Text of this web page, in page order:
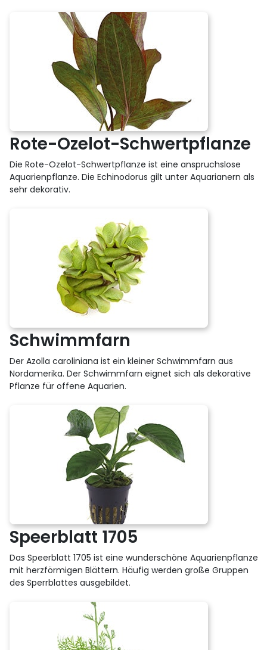
Rote-Ozelot-Schwertpflanze
Die Rote-Ozelot-Schwertpflanze ist eine anspruchslose
Aquarienpflanze. Die Echinodorus gilt unter Aquarianern als
sehr dekorativ.
Schwimmfarn
Der Azolla caroliniana ist ein kleiner Schwimmfarn aus
Nordamerika. Der Schwimmfarn eignet sich als dekorative
Pflanze für offene Aquarien.
Speerblatt 1705
Das Speerblatt 1705 ist eine wunderschöne Aquarienpflanze
mit herzförmigen Blättern. Häufig werden große Gruppen
des Sperrblattes ausgebildet.